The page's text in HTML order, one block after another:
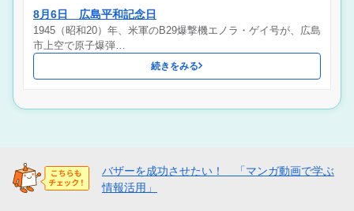
8月6日 広島平和記念日
1945（昭和20）年、米軍のB29爆撃機エノラ・ゲイ号が、広島
市上空で原子爆弾…
続きをみる
バザーを成功させたい！ 「マンガ動画で学ぶ
情報活用」